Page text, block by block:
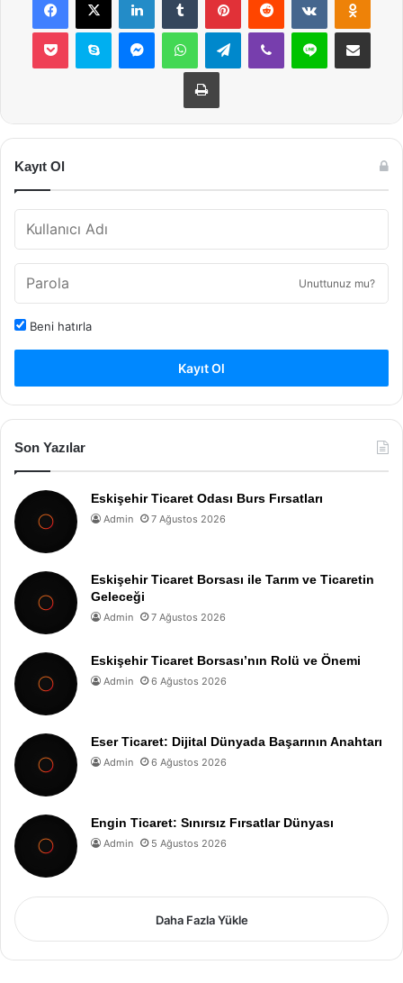
Pocket Skype MessengerWhatsAppTelegramViber Line E-Posta ile
Yazdır
Kayıt Ol
Unuttunuz mu?
Beni hatırla
Kayıt Ol
Son Yazılar
Eskişehir Ticaret Odası Burs Fırsatları
Admin 7 Ağustos 2026
Eskişehir Ticaret Borsası ile Tarım ve Ticaretin
Geleceği
Admin 7 Ağustos 2026
Eskişehir Ticaret Borsası’nın Rolü ve Önemi
Admin 6 Ağustos 2026
Eser Ticaret: Dijital Dünyada Başarının Anahtarı
Admin 6 Ağustos 2026
Engin Ticaret: Sınırsız Fırsatlar Dünyası
Admin 5 Ağustos 2026
Daha Fazla Yükle